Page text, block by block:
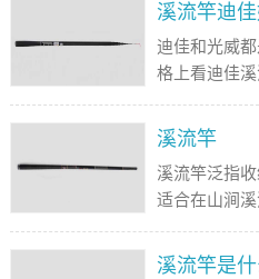
溪流竿迪佳
迪佳和光威
格上看迪佳
溪流竿
溪流竿泛指
适合在山涧
溪流竿是